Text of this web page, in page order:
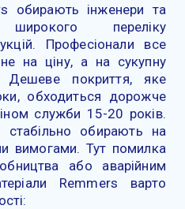
обирають інженери та
переліку
Професіонали все
на ціну, а на сукупну
Дешеве покриття, яке
обходиться дорожче
служби 15-20 років.
обирають на
вимогами. Тут помилка
або аварійним
Remmers варто